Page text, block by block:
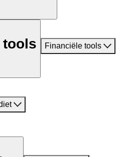
tools Financiële tools